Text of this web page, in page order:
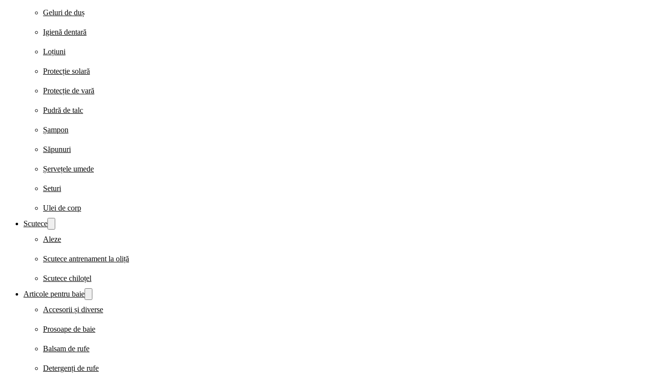
Geluri de duș
Igienă dentară
Loțiuni
Protecție solară
Protecție de vară
Pudră de talc
Șampon
Săpunuri
Șervețele umede
Seturi
Ulei de corp
Scutece
Aleze
Scutece antrenament la oliță
Scutece chiloțel
Articole pentru baie
Accesorii și diverse
Prosoape de baie
Balsam de rufe
Detergenți de rufe